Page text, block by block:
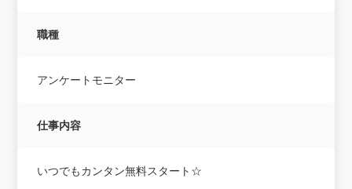
職種
アンケートモニター
仕事内容
いつでもカンタン無料スタート☆